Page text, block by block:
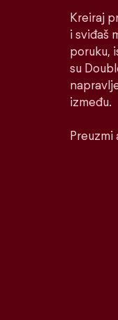
Kreiraj
i sviđaš
poruku,
su
između.